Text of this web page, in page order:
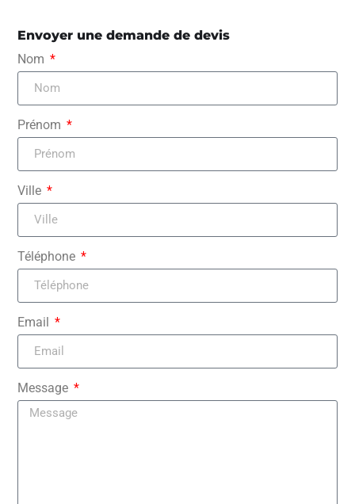
Envoyer une demande de devis
Nom
Prénom
Ville
Téléphone
Email
Message